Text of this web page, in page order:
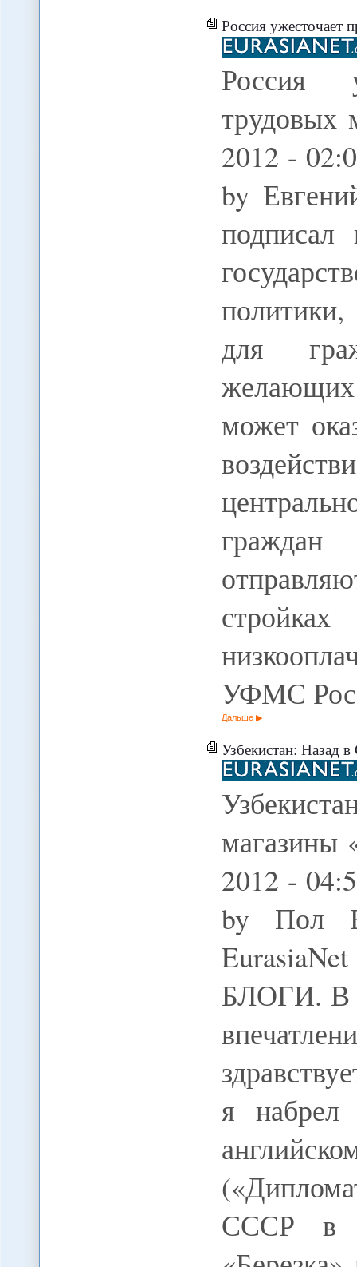
Россия ужесточает
Россия
трудовых
2012 -
by
для
может
УФМС
Дальше
Узбекистан: Назад в
магазины
2012 -
by Пол
БЛОГИ. В
я
СССР в